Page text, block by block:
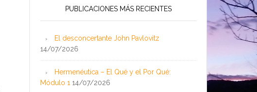
PUBLICACIONES MÁS RECIENTES
El desconcertante John Pavlovitz
14/07/2026
Hermenéutica – El Qué y el Por Qué:
Módulo 1 14/07/2026